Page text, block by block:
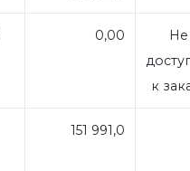
0,00
Не
к
151 991,0